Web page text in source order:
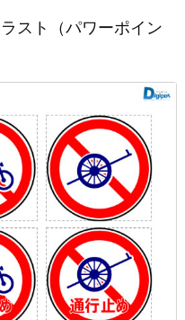
検索
スト（パワーポイン